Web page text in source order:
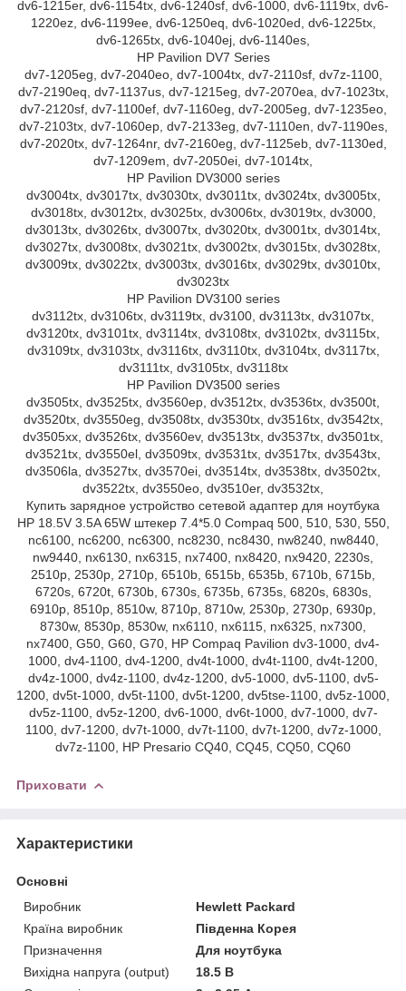
dv6-1215er, dv6-1154tx, dv6-1240sf, dv6-1000, dv6-1119tx, dv6-
1220ez, dv6-1199ee, dv6-1250eq, dv6-1020ed, dv6-1225tx,
dv6-1265tx, dv6-1040ej, dv6-1140es,
HP Pavilion DV7 Series
dv7-1205eg, dv7-2040eo, dv7-1004tx, dv7-2110sf, dv7z-1100,
dv7-2190eq, dv7-1137us, dv7-1215eg, dv7-2070ea, dv7-1023tx,
dv7-2120sf, dv7-1100ef, dv7-1160eg, dv7-2005eg, dv7-1235eo,
dv7-2103tx, dv7-1060ep, dv7-2133eg, dv7-1110en, dv7-1190es,
dv7-2020tx, dv7-1264nr, dv7-2160eg, dv7-1125eb, dv7-1130ed,
dv7-1209em, dv7-2050ei, dv7-1014tx,
HP Pavilion DV3000 series
dv3004tx, dv3017tx, dv3030tx, dv3011tx, dv3024tx, dv3005tx,
dv3018tx, dv3012tx, dv3025tx, dv3006tx, dv3019tx, dv3000,
dv3013tx, dv3026tx, dv3007tx, dv3020tx, dv3001tx, dv3014tx,
dv3027tx, dv3008tx, dv3021tx, dv3002tx, dv3015tx, dv3028tx,
dv3009tx, dv3022tx, dv3003tx, dv3016tx, dv3029tx, dv3010tx,
dv3023tx
HP Pavilion DV3100 series
dv3112tx, dv3106tx, dv3119tx, dv3100, dv3113tx, dv3107tx,
dv3120tx, dv3101tx, dv3114tx, dv3108tx, dv3102tx, dv3115tx,
dv3109tx, dv3103tx, dv3116tx, dv3110tx, dv3104tx, dv3117tx,
dv3111tx, dv3105tx, dv3118tx
HP Pavilion DV3500 series
dv3505tx, dv3525tx, dv3560ep, dv3512tx, dv3536tx, dv3500t,
dv3520tx, dv3550eg, dv3508tx, dv3530tx, dv3516tx, dv3542tx,
dv3505xx, dv3526tx, dv3560ev, dv3513tx, dv3537tx, dv3501tx,
dv3521tx, dv3550el, dv3509tx, dv3531tx, dv3517tx, dv3543tx,
dv3506la, dv3527tx, dv3570ei, dv3514tx, dv3538tx, dv3502tx,
dv3522tx, dv3550eo, dv3510er, dv3532tx,
Купить зарядное устройство сетевой адаптер для ноутбука
HP 18.5V 3.5A 65W штекер 7.4*5.0 Compaq 500, 510, 530, 550,
nc6100, nc6200, nc6300, nc8230, nc8430, nw8240, nw8440,
nw9440, nx6130, nx6315, nx7400, nx8420, nx9420, 2230s,
2510p, 2530p, 2710p, 6510b, 6515b, 6535b, 6710b, 6715b,
6720s, 6720t, 6730b, 6730s, 6735b, 6735s, 6820s, 6830s,
6910p, 8510p, 8510w, 8710p, 8710w, 2530p, 2730p, 6930p,
8730w, 8530p, 8530w, nx6110, nx6115, nx6325, nx7300,
nx7400, G50, G60, G70, HP Compaq Pavilion dv3-1000, dv4-
1000, dv4-1100, dv4-1200, dv4t-1000, dv4t-1100, dv4t-1200,
dv4z-1000, dv4z-1100, dv4z-1200, dv5-1000, dv5-1100, dv5-
1200, dv5t-1000, dv5t-1100, dv5t-1200, dv5tse-1100, dv5z-1000,
dv5z-1100, dv5z-1200, dv6-1000, dv6t-1000, dv7-1000, dv7-
1100, dv7-1200, dv7t-1000, dv7t-1100, dv7t-1200, dv7z-1000,
dv7z-1100, HP Presario CQ40, CQ45, CQ50, CQ60
Приховати
Характеристики
Основні
Виробник
Hewlett Packard
Країна виробник
Південна Корея
Призначення
Для ноутбука
Вихідна напруга (output)
18.5 В